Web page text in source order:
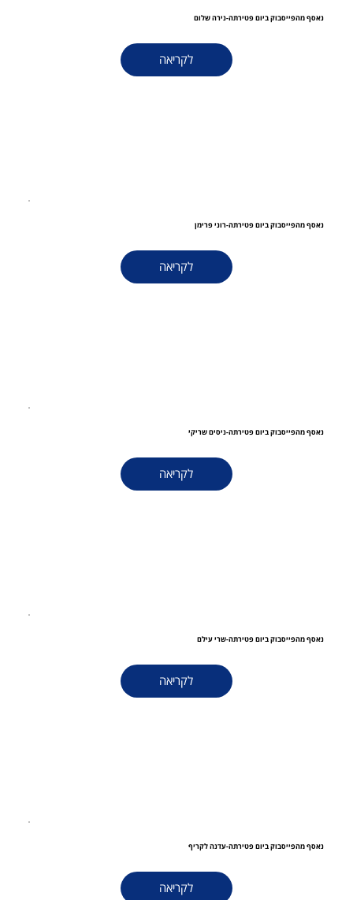
נאסף מהפייסבוק ביום פטירתה-נירה שלום
לקריאה
נאסף מהפייסבוק ביום פטירתה-רוני פרימן
לקריאה
נאסף מהפייסבוק ביום פטירתה-ניסים שריקי
לקריאה
נאסף מהפייסבוק ביום פטירתה-שרי עילם
לקריאה
נאסף מהפייסבוק ביום פטירתה-עדנה לקריף
לקריאה